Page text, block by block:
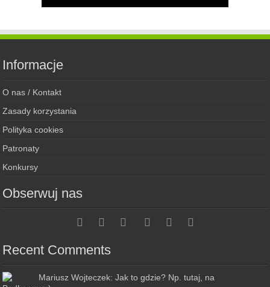
Informacje
O nas / Kontakt
Zasady korzystania
Polityka cookies
Patronaty
Konkursy
Obserwuj nas
Recent Comments
Mariusz Wojteczek: Jak to gdzie? Np. tutaj, na